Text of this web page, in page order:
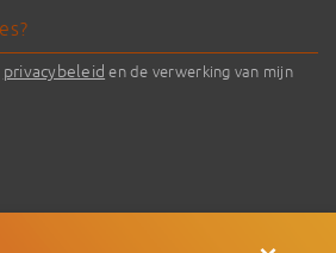
privacybeleid en de verwerking van mijn